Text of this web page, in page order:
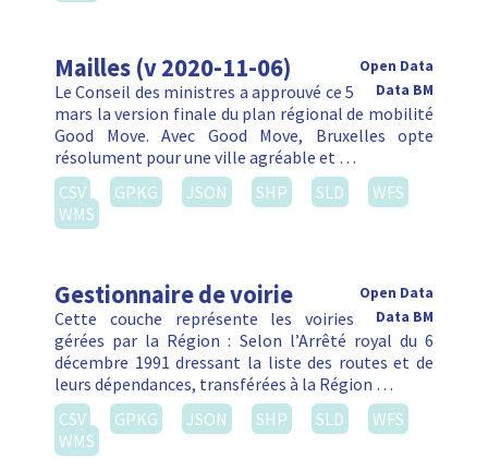
Mailles (v 2020-11-06)
Open Data
Data BM
Le Conseil des ministres a approuvé ce 5
mars la version finale du plan régional de mobilité
Good Move. Avec Good Move, Bruxelles opte
résolument pour une ville agréable et …
CSV
GPKG JSON SHP SLD
WFS
WMS
Gestionnaire de voirie
Open Data
Data BM
Cette couche représente les voiries
gérées par la Région : Selon l’Arrêté royal du 6
décembre 1991 dressant la liste des routes et de
leurs dépendances, transférées à la Région …
CSV
GPKG JSON SHP SLD
WFS
WMS